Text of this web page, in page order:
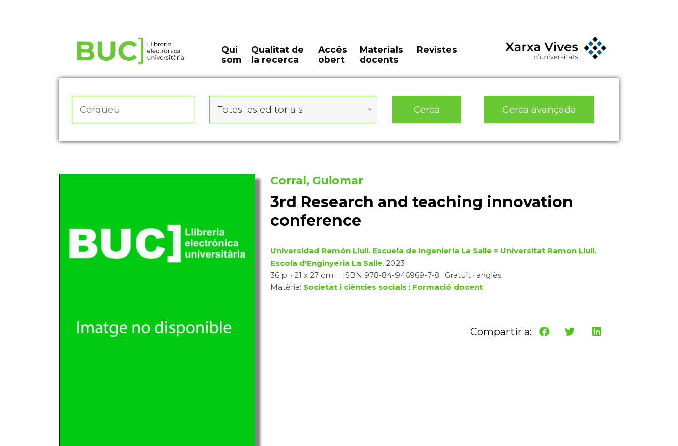
Qui
som
Qualitat de
la recerca
Accés
obert
Materials
docents
Revistes
Totes les editorials Cerca Cerca avançada
Corral, Guiomar
3rd Research and teaching innovation
conference
Universidad Ramón Llull. Escuela de Ingeniería La Salle = Universitat Ramon Llull.
Escola d'Enginyeria La Salle, 2023
36 p. · 21 x 27 cm · · ISBN 978-84-946969-7-8 · Gratuït · anglès
Matèria: Societat i ciències socials : Formació docent
Compartir a: